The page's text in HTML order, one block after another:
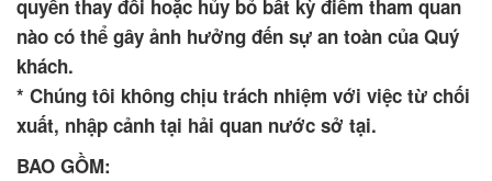
quyền thay đổi hoặc hủy bỏ bất kỳ điểm tham quan
nào có thể gây ảnh hưởng đến sự an toàn của Quý
khách.
* Chúng tôi không chịu trách nhiệm với việc từ chối
xuất, nhập cảnh tại hải quan nước sở tại.
BAO GỒM: